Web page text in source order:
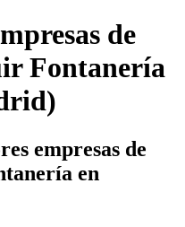
de
Fontanería
)
empresas de
en